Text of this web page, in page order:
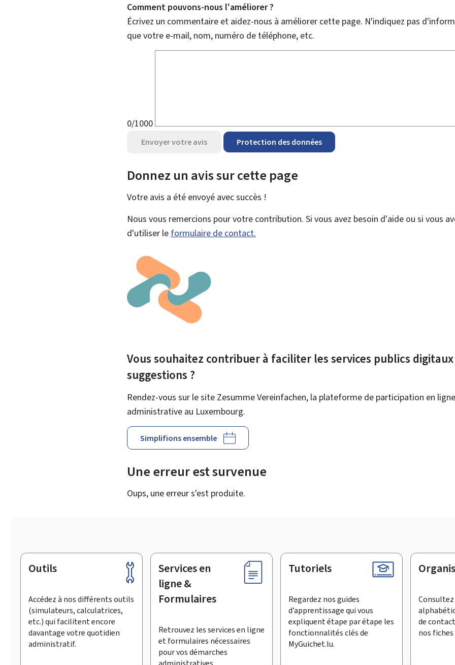
Comment pouvons-nous l'améliorer ?
Écrivez un commentaire et aidez-nous à améliorer cette page. N'indiquez pas
que votre e-mail, nom, numéro de téléphone, etc.
0/1000
Envoyer votre avis Protection des données
Donnez un avis sur cette page
Votre avis a été envoyé avecsuccès !
Nous vous remercions pour votre contribution. Si vous avez besoin d'aide ou si vous
d'utiliser le formulaire de contact.
Vous souhaitez contribuer à faciliter les services publics
suggestions ?
Rendez-vous sur le site Zesumme Vereinfachen, la plateforme de participation en
administrative au Luxembourg.
Simplifions ensemble
Une erreur est survenue
Oups, une erreur s'est produite.
Pied
page
Outils
Accédez à nos différents outils
(simulateurs, calculatrices,
etc.) qui facilitent encore
davantage votre quotidien
administratif.
Services en
ligne &
Formulaires
Retrouvez les services en ligne
et formulaires nécessaires
pour vos démarches
Tutoriels
Regardez nos guides
d’apprentissage qui vous
expliquent étape par étape les
fonctionnalités clés de
MyGuichet.lu.
Consultez
de
nos